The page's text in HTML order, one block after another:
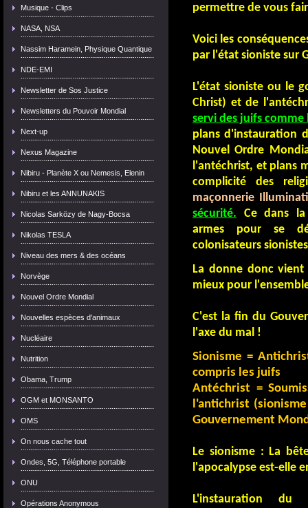
Musique - Clips
NASA, NSA
Nassim Haramein, Physique Quantique
NDE-EMI
Newsletter de Sos Justice
Newsletters du Pouvoir Mondial
Next-up
Nexus Magazine
Nibiru - Planète X ou Nemesis, Elenin
Nibiru et les ANNUNAKIS
Nicolas Sarközy de Nagy-Bocsa
Nikolas TESLA
Niveau des mers & des océans
Norvège
Nouvel Ordre Mondial
Nouvelles espèces d'animaux
Nucléaire
Nutrition
Obama, Trump
OGM et MONSANTO
OMS
On nous cache tout
Ondes, 5G, Téléphone portable
ONU
Opérations Anonymous
permettre de vous
Voici les
par l'état sioniste sur
L'état sioniste ou le
Christ) et de
servi des juifs
plans d'instauration
Nouvel Ordre
l'antéchrist, et plans
complicité des
maçonnerie
sécurité.
Ce dans
armes pour se
colonisateurs
La donne donc
mieux pour
C'est la fin du
l'axe du mal !
Sionisme =
compris les juifs
Antéchrist =
l'antichrist
Gouvernement
Le sionisme : La
l'apocalypse est-elle
L'instauration